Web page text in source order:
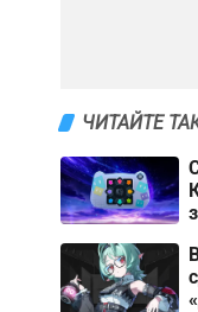
ЧИТАЙТЕ